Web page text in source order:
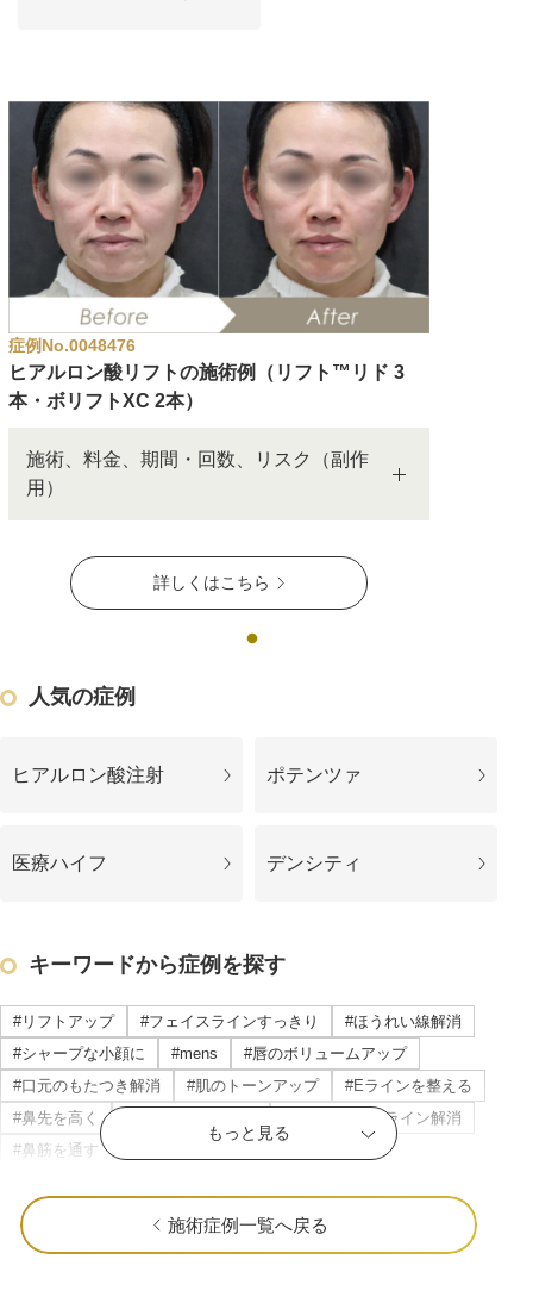
医師紹介
医師の
スケジュール
アクセス
西梅田から徒歩2分
予約方法に
ついて
アフターケア
よくあるご質問
オンラインショップ
LINE予約
症例No.0048476
ヒアルロン酸リフトの施術例（リフト™リド 3
本・ボリフトXC 2本）
施術、料金、期間・回数、リスク（副作
用）
詳しくはこちら
人気の症例
ヒアルロン酸注射 ポテンツァ
医療ハイフ デンシティ
キーワードから症例を探す
#リフトアップ #フェイスラインすっきり
#ほうれい線解消
#シャープな小顔に
#mens
#唇のボリュームアップ
#口元のもたつき解消
#肌のトーンアップ
#Eラインを整える
#鼻先を高く
#マリオネットライン解消
#鼻筋を通す
#ニキビ・ニキビ跡改善
#立体感のあるお顔に
#おでこを丸く
#顎を前に出す
もっと見る
施術症例一覧へ戻る